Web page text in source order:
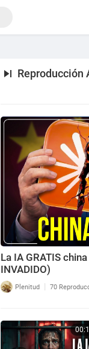
Reproducción
La IA GRATIS
INVADIDO)
Plenitud | 70